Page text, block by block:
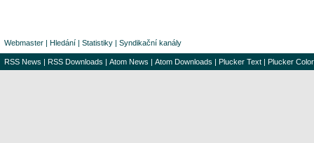
Webmaster | Hledání | Statistiky | Syndikační kanály
RSS News | RSS Downloads | Atom News | Atom Downloads | Plucker Text | Plucker Color